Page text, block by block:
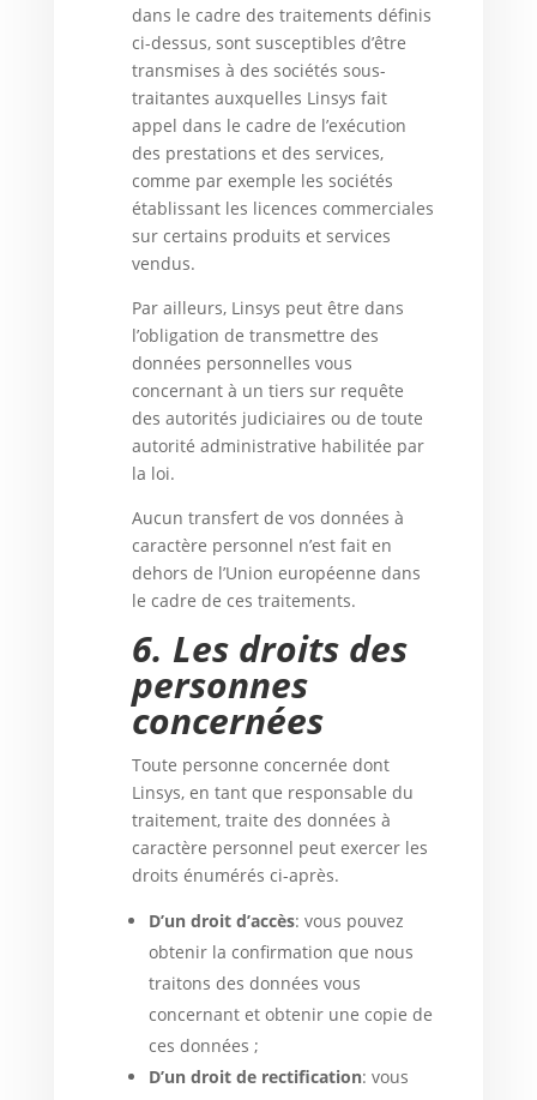
dans le cadre des traitements définis
ci-dessus, sont susceptibles d’être
transmises à des sociétés sous-
traitantes auxquelles Linsys fait
appel dans le cadre de l’exécution
des prestations et des services,
comme par exemple les sociétés
établissant les licences commerciales
sur certains produits et services
vendus.
Par ailleurs, Linsys peut être dans
l’obligation de transmettre des
données personnelles vous
concernant à un tiers sur requête
des autorités judiciaires ou de toute
autorité administrative habilitée par
la loi.
Aucun transfert de vos données à
caractère personnel n’est fait en
dehors de l’Union européenne dans
le cadre de ces traitements.
6. Les droits des
personnes
concernées
Toute personne concernée dont
Linsys, en tant que responsable du
traitement, traite des données à
caractère personnel peut exercer les
droits énumérés ci-après.
D’un droit d’accès: vous pouvez
obtenir la confirmation que nous
traitons des données vous
concernant et obtenir une copie de
ces données ;
D’un droit de rectification: vous